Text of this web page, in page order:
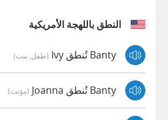
النطق باللهجة الأمريكية
Banty تُنطق Ivy (طفل, بنت)
Banty تُنطق Joanna (مؤنث)